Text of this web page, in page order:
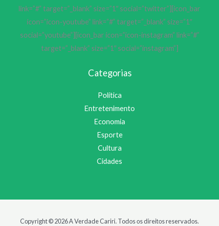
link=”#” target=”_blank” size=”1″ social=”twitter”][icon_bar
icon=”icon-youtube” link=”#” target=”_blank” size=”1″
social=”youtube”][icon_bar icon=”icon-instagram” link=”#”
target=”_blank” size=”1″ social=”instagram”]
Categorias
Política
Entretenimento
Economia
Esporte
Cultura
Cidades
Copyright © 2026 A Verdade Cariri. Todos os direitos reservados.